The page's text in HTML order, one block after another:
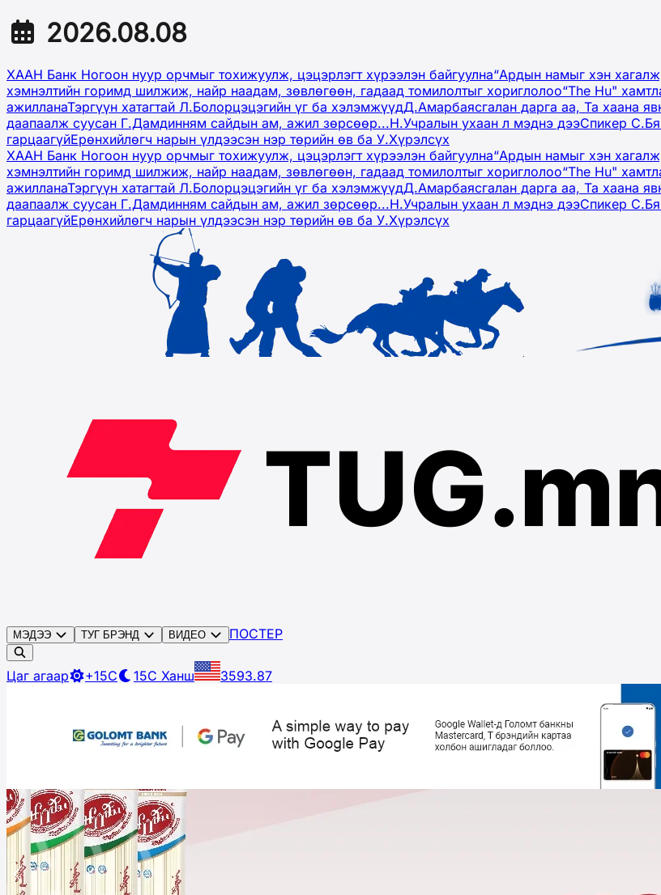
2026.08.08
ХААН Банк Ногоон нуур орчмыг тохижуулж, цэцэрлэгт хүрээлэн байгуулна“Ардын намыг хэн
хэмнэлтийн горимд шилжиж, найр наадам, зөвлөгөөн, гадаад томилолтыг хориглолоо“The Hu"
ажилланаТэргүүн хатагтай Л.Болорцэцэгийн үг ба хэлэмжүүдД.Амарбаясгалан дарга аа, Та хаана
даапаалж суусан Г.Дамдинням сайдын ам, ажил зөрсөөр...Н.Учралын ухаан л мэднэ дээСпикер
гарцаагүйЕрөнхийлөгч нарын үлдээсэн нэр төрийн өв ба У.Хүрэлсүх
ХААН Банк Ногоон нуур орчмыг тохижуулж, цэцэрлэгт хүрээлэн байгуулна“Ардын намыг хэн
хэмнэлтийн горимд шилжиж, найр наадам, зөвлөгөөн, гадаад томилолтыг хориглолоо“The Hu"
ажилланаТэргүүн хатагтай Л.Болорцэцэгийн үг ба хэлэмжүүдД.Амарбаясгалан дарга аа, Та хаана
даапаалж суусан Г.Дамдинням сайдын ам, ажил зөрсөөр...Н.Учралын ухаан л мэднэ дээСпикер
гарцаагүйЕрөнхийлөгч нарын үлдээсэн нэр төрийн өв ба У.Хүрэлсүх
МЭДЭЭ ТУГ БРЭНД ВИДЕО ПОСТЕР
Цаг агаар +15C 15C Ханш 3593.87